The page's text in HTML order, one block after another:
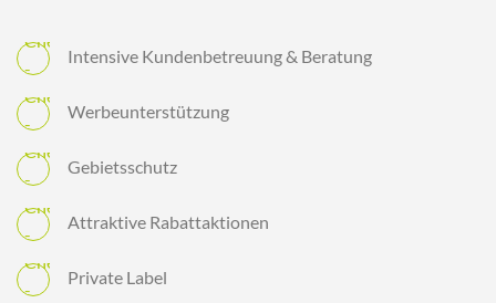
Intensive Kundenbetreuung & Beratung
Werbeunterstützung
Gebietsschutz
Attraktive Rabattaktionen
Private Label